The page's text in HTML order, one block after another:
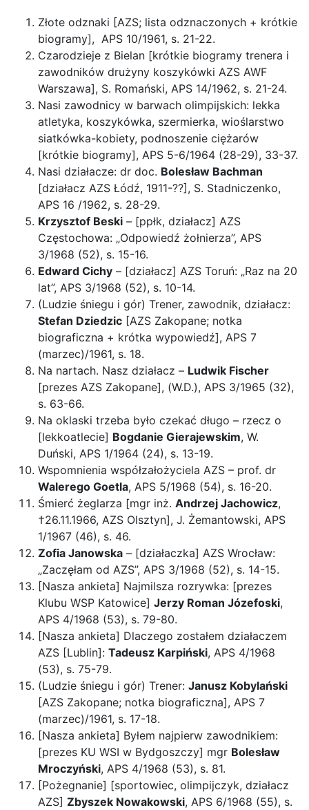
Złote odznaki [AZS; lista odznaczonych + krótkie
biogramy], APS 10/1961, s. 21-22.
Czarodzieje z Bielan [krótkie biogramy trenera i
zawodników drużyny koszykówki AZS AWF
Warszawa], S. Romański, APS 14/1962, s. 21-24.
Nasi zawodnicy w barwach olimpijskich: lekka
atletyka, koszykówka, szermierka, wioślarstwo
siatkówka-kobiety, podnoszenie ciężarów
[krótkie biogramy], APS 5-6/1964 (28-29), 33-37.
Nasi działacze: dr doc. Bolesław Bachman
[działacz AZS Łódź, 1911-??], S. Stadniczenko,
APS 16 /1962, s. 28-29.
Krzysztof Beski – [ppłk, działacz] AZS
Częstochowa: „Odpowiedź żołnierza”, APS
3/1968 (52), s. 15-16.
Edward Cichy – [działacz] AZS Toruń: „Raz na 20
lat”, APS 3/1968 (52), s. 10-14.
(Ludzie śniegu i gór) Trener, zawodnik, działacz:
Stefan Dziedzic [AZS Zakopane; notka
biograficzna + krótka wypowiedź], APS 7
(marzec)/1961, s. 18.
Na nartach. Nasz działacz – Ludwik Fischer
[prezes AZS Zakopane], (W.D.), APS 3/1965 (32),
s. 63-66.
Na oklaski trzeba było czekać długo – rzecz o
[lekkoatlecie] Bogdanie Gierajewskim, W.
Duński, APS 1/1964 (24), s. 13-19.
Wspomnienia współzałożyciela AZS – prof. dr
Walerego Goetla, APS 5/1968 (54), s. 16-20.
Śmierć żeglarza [mgr inż. Andrzej Jachowicz,
†26.11.1966, AZS Olsztyn], J. Żemantowski, APS
1/1967 (46), s. 46.
Zofia Janowska – [działaczka] AZS Wrocław:
„Zaczęłam od AZS”, APS 3/1968 (52), s. 14-15.
[Nasza ankieta] Najmilsza rozrywka: [prezes
Klubu WSP Katowice] Jerzy Roman Józefoski,
APS 4/1968 (53), s. 79-80.
[Nasza ankieta] Dlaczego zostałem działaczem
AZS [Lublin]: Tadeusz Karpiński, APS 4/1968
(53), s. 75-79.
(Ludzie śniegu i gór) Trener: Janusz Kobylański
[AZS Zakopane; notka biograficzna], APS 7
(marzec)/1961, s. 17-18.
[Nasza ankieta] Byłem najpierw zawodnikiem:
[prezes KU WSI w Bydgoszczy] mgr Bolesław
Mroczyński, APS 4/1968 (53), s. 81.
[Pożegnanie] [sportowiec, olimpijczyk, działacz
AZS] Zbyszek Nowakowski, APS 6/1968 (55), s.